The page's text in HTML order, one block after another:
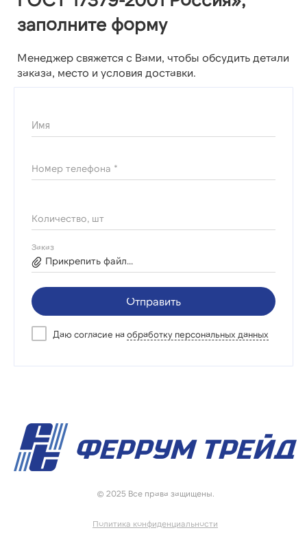
заполните форму
Менеджер свяжется с Вами, чтобы обсудить детали
заказа, место и условия доставки.
Имя
Номер телефона *
Количество, шт
Заказ
Прикрепить файл...
Отправить
Даю согласие на обработку персональных данных
© 2025 Все права защищены.
Политика конфиденциальности